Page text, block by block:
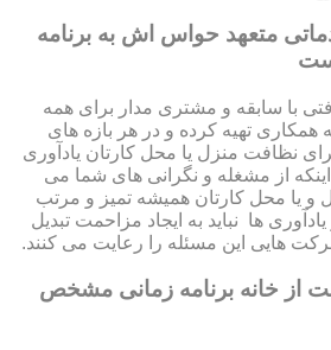
متعهد حواس اش به برنامه
با سابقه و مشتری مدار برای همه
همکاری تهیه کرده و در هر بازه های
نظافت منزل یا محل کارتان یادآوری
از مشغله و نگرانی های شما می
و یا محل کارتان همیشه تمیز و مرتب
ها نباید به ایجاد مزاحمت تبدیل
هایی این مسئله را رعایت می کنند.
از خانه برنامه زمانی مشخص